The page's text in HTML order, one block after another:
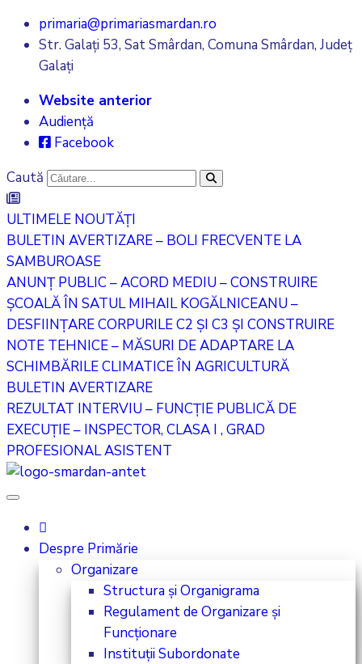
primaria@primariasmardan.ro
Str. Galați 53, Sat Smârdan, Comuna Smârdan, Județ
Galați
Website anterior
Audiență
Facebook
Caută
ULTIMELE NOUTĂȚI
BULETIN AVERTIZARE – BOLI FRECVENTE LA
SAMBUROASE
ANUNȚ PUBLIC – ACORD MEDIU – CONSTRUIRE
ȘCOALĂ ÎN SATUL MIHAIL KOGĂLNICEANU –
DESFIINȚARE CORPURILE C2 ȘI C3 ȘI CONSTRUIRE
NOTE TEHNICE – MĂSURI DE ADAPTARE LA
SCHIMBĂRILE CLIMATICE ÎN AGRICULTURĂ
BULETIN AVERTIZARE
REZULTAT INTERVIU – FUNCȚIE PUBLICĂ DE
EXECUȚIE – INSPECTOR, CLASA I , GRAD
PROFESIONAL ASISTENT
Despre Primărie
Organizare
Structura și Organigrama
Regulament de Organizare și
Funcționare
Instituții Subordonate